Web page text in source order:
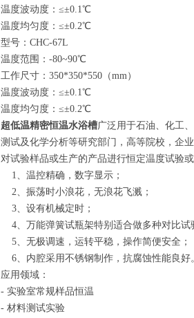
温度波动度：≤±0.1℃
温度均匀度：≤±0.2℃
型号：CHC-67L
温度范围：-80~90℃
工作尺寸：350*350*550（mm）
温度波动度：≤±0.1℃
温度均匀度：≤±0.2℃
超低温精密恒温水浴槽广泛用于石油、化工
测试及化学分析等研究部门，高等院校，企
对试验样品或生产的产品进行恒定温度试验
1、温控精确，数字显示；
2、振荡时小浪花，无浪花飞溅；
3、设有机械定时；
4、万能弹簧试瓶架特别适合做多种对比试
5、无极调速，运转平稳，操作简便安全；
6、内腔采用不锈钢制作，抗腐蚀性能良好
应用领域：
- 实验室常规样品恒温
- 材料测试实验